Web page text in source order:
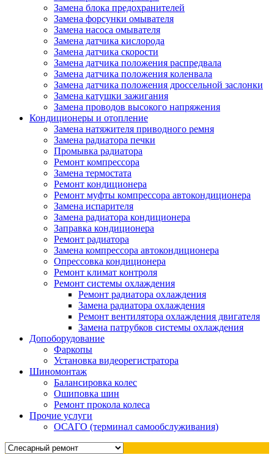
Замена блока предохранителей
Замена форсунки омывателя
Замена насоса омывателя
Замена датчика кислорода
Замена датчика скорости
Замена датчика положения распредвала
Замена датчика положения коленвала
Замена датчика положения дроссельной заслонки
Замена катушки зажигания
Замена проводов высокого напряжения
Кондиционеры и отопление
Замена натяжителя приводного ремня
Замена радиатора печки
Промывка радиатора
Ремонт компрессора
Замена термостата
Ремонт кондиционера
Ремонт муфты компрессора автокондиционера
Замена испарителя
Замена радиатора кондиционера
Заправка кондиционера
Ремонт радиатора
Замена компрессора автокондиционера
Опрессовка кондиционера
Ремонт климат контроля
Ремонт системы охлаждения
Ремонт радиатора охлаждения
Замена радиатора охлаждения
Ремонт вентилятора охлаждения двигателя
Замена патрубков системы охлаждения
Допоборудование
Фаркопы
Установка видеорегистратора
Шиномонтаж
Балансировка колес
Ошиповка шин
Ремонт прокола колеса
Прочие услуги
ОСАГО (терминал самообслуживания)